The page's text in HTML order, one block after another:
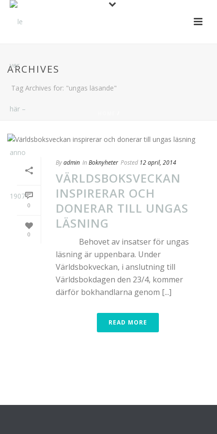
ARCHIVES
Tag Archives for: "ungas läsande"
0
0
Byadmin In Boknyheter Posted 12 april, 2014
VÄRLDSBOKSVECKAN
INSPIRERAR OCH
DONERAR TILL UNGAS
LÄSNING
Behovet av insatser för ungas
läsning är uppenbara. Under
Världsbokveckan, i anslutning till
Världsbokdagen den 23/4, kommer
därför bokhandlarna genom [...]
READ MORE